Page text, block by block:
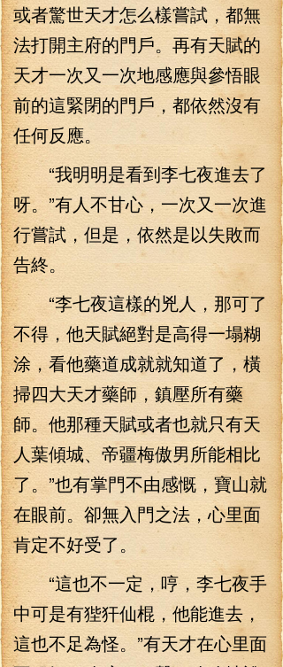
或者驚世天才怎么樣嘗試，都無
法打開主府的門戶。再有天賦的
天才一次又一次地感應與參悟眼
前的這緊閉的門戶，都依然沒有
任何反應。
“我明明是看到李七夜進去了
呀。”有人不甘心，一次又一次進
行嘗試，但是，依然是以失敗而
告終。
“李七夜這樣的兇人，那可了
不得，他天賦絕對是高得一塌糊
涂，看他藥道成就就知道了，橫
掃四大天才藥師，鎮壓所有藥
師。他那種天賦或者也就只有天
人葉傾城、帝疆梅傲男所能相比
了。”也有掌門不由感慨，寶山就
在眼前。卻無入門之法，心里面
肯定不好受了。
“這也不一定，哼，李七夜手
中可是有狴犴仙棍，他能進去，
這也不足為怪。”有天才在心里面